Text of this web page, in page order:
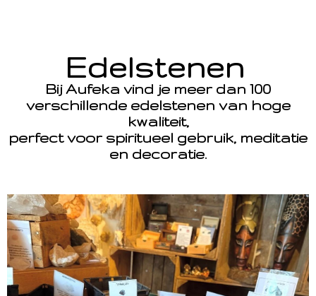
Edelstenen
Bij Aufeka vind je meer dan 100
verschillende edelstenen van hoge
kwaliteit,
perfect voor spiritueel gebruik, meditatie
en decoratie.